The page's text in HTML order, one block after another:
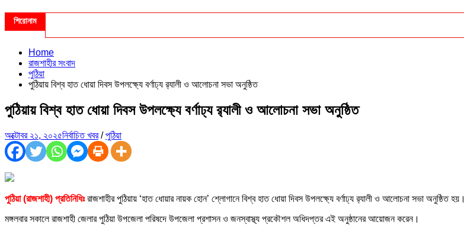
শিরোনাম
Home
রাজশাহীর সংবাদ
পুঠিয়া
পুঠিয়ায় বিশ্ব হাত ধোয়া দিবস উপলক্ষ্যে বর্ণাঢ্য র‌্যালী ও আলোচনা সভা অনুষ্ঠিত
পুঠিয়ায় বিশ্ব হাত ধোয়া দিবস উপলক্ষ্যে বর্ণাঢ্য র‌্যালী ও আলোচনা সভা অনুষ্ঠিত
অক্টোবর ২১, ২০২৫নির্বাচিত খবর/পুঠিয়া
পুঠিয়া (রাজশাহী) প্রতিনিধিঃ রাজশাহীর পুঠিয়ায় ‘হাত ধোয়ার নায়ক হোন’ শ্লোগানে বিশ্ব হাত ধোয়া দিবস উপলক্ষ্যে বর্ণাঢ্য র‌্যালী ও আলোচনা সভা অনুষ্ঠিত হয়।
মঙ্গলবার সকালে রাজশাহী জেলার পুঠিয়া উপজেলা পরিষদে উপজেলা প্রশাসন ও জনস্বাস্থ্য প্রকৌশল অধিদপ্তর এই অনুষ্ঠানের আয়োজন করেন।